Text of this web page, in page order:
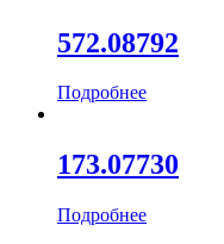
572.08792
Подробнее
173.07730
Подробнее